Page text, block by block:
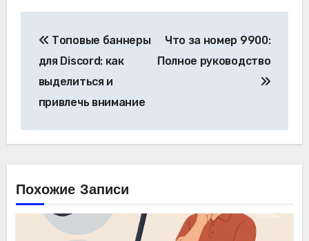
по
записям
Топовые баннеры
для Discord: как
выделиться и
привлечь внимание
Что за номер 9900:
Полное руководство
Похожие Записи